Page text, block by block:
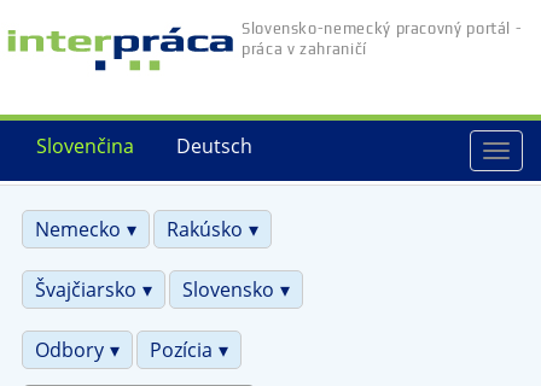
Skip
to
Deutsch
Slovenčina
Slovensko-nemecký pracovný portál -
práca v zahraničí
Nemecko
Rakúsko
Švajčiarsko Slovensko
Odbory Pozícia